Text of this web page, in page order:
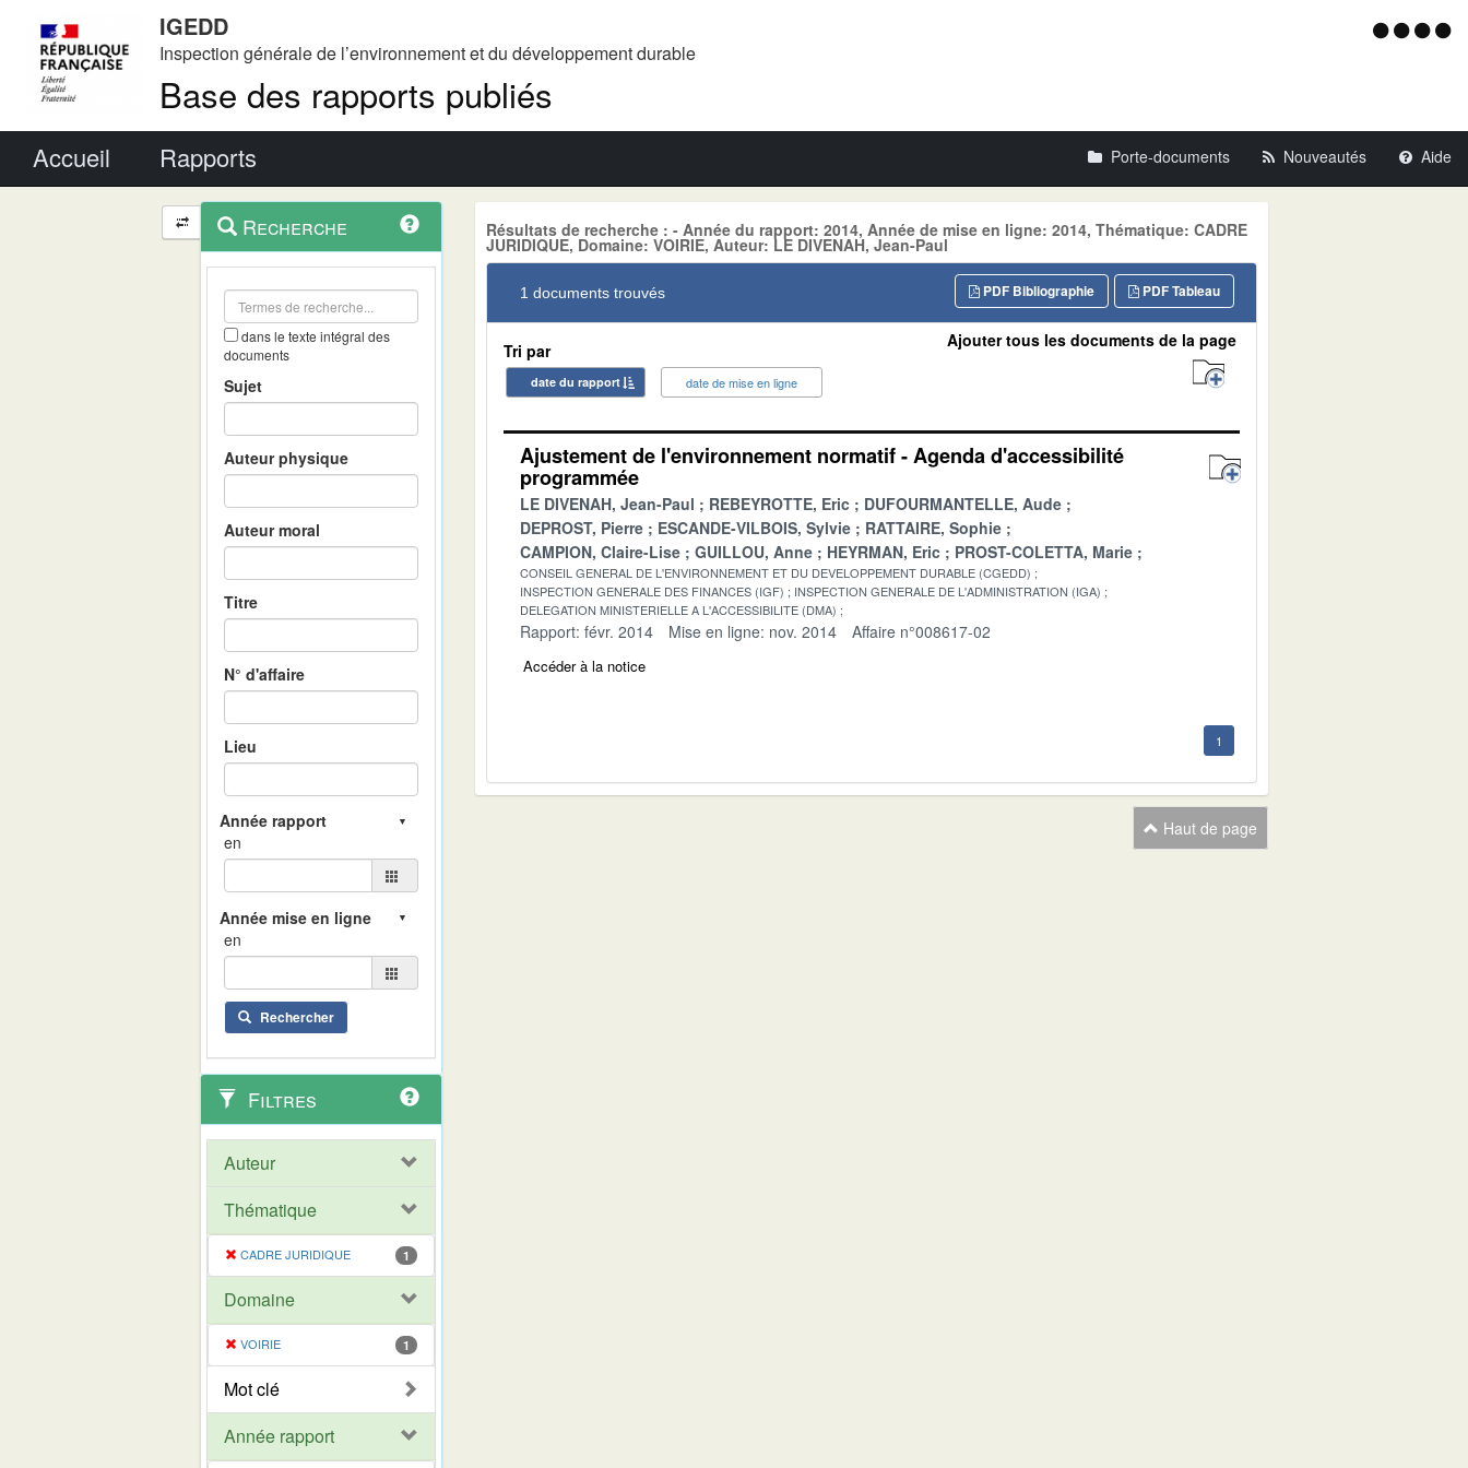
IGEDD
Inspection générale de l’environnement et du développement durable
Base des rapports publiés
Menu
Accueil Rapports Porte-documents Nouveautés Aide
Navigation
et
outils
contextuel
Recherche
dans le texte intégral des
documents
Sujet
Auteur physique
Auteur moral
Titre
N° d'affaire
Lieu
en
en
Rechercher
Filtres
Auteur
Thématique
CADRE JURIDIQUE 1
Domaine
VOIRIE 1
Mot clé
Année rapport
Résultats de recherche : - Année du rapport: 2014, Année de mise en ligne: 2014, Thématique: CADRE
JURIDIQUE, Domaine: VOIRIE, Auteur: LE DIVENAH, Jean-Paul
1 documents trouvés PDF Tableau
PDF Bibliographie
Tri par
date du rapport date de mise en ligne
Ajouter tous les documents de la page
Ajustement de l'environnement normatif - Agenda d'accessibilité
programmée
LE DIVENAH, Jean-Paul REBEYROTTE, Eric
DUFOURMANTELLE, Aude
DEPROST, Pierre
ESCANDE-VILBOIS, Sylvie
RATTAIRE, Sophie
CAMPION, Claire-Lise
GUILLOU, Anne HEYRMAN, Eric PROST-COLETTA, Marie
CONSEIL GENERAL DE L'ENVIRONNEMENT ET DU DEVELOPPEMENT DURABLE (CGEDD)
INSPECTION GENERALE DES FINANCES (IGF)
INSPECTION GENERALE DE L'ADMINISTRATION (IGA)
DELEGATION MINISTERIELLE A L'ACCESSIBILITE (DMA)
Rapport: févr. 2014 Mise en ligne: nov. 2014 Affaire n°008617-02
Accéder à la notice
1
Haut de page